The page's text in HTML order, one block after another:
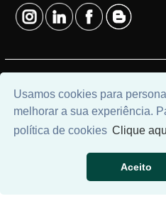
Usamos cookies para
melhorar a sua experiência.
política de cookies Clique
Aceito
© 2026 | Painel Connect Imóveis |
porUniversal Software.